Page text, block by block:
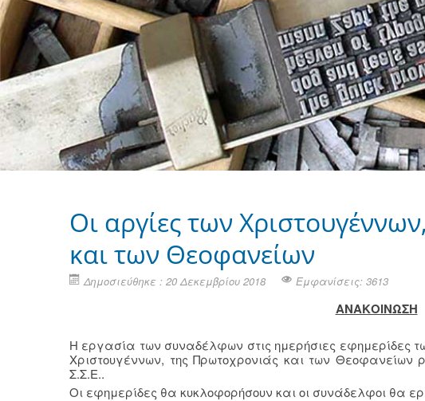
Οι αργίες των
και των Θεοφανείων
Δημοσιεύθηκε : 20 Δεκεμβρίου 2018 Εμφανίσεις: 3613
ΑΝΑΚΟΙΝΩΣΗ
Η εργασία των συναδέλφων στις ημερήσιες εφημερίδες
Χριστουγέννων, της Πρωτοχρονιάς και των Θεοφανείων
Σ.Σ.Ε..
Οι εφημερίδες θα κυκλοφορήσουν και οι συνάδελφοι θα